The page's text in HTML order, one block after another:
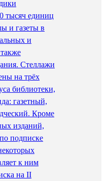
тысяч единиц
и газеты в
и
Стеллажи
на трёх
библиотеки,
газетный,
Кроме
изданий,
подписке
к ним
на II